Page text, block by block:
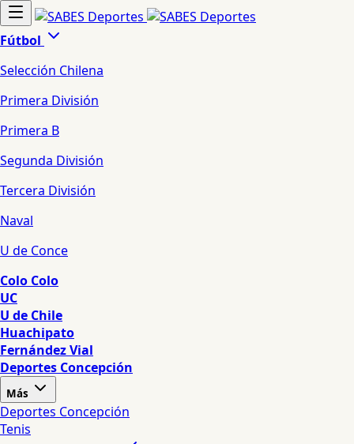
Fútbol
Selección Chilena
Primera División
Primera B
Segunda División
Tercera División
Naval
U de Conce
Colo Colo
UC
U de Chile
Huachipato
Fernández Vial
Deportes Concepción
Más
Deportes Concepción
Tenis